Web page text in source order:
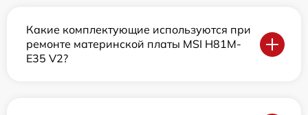
Какие комплектующие используются при
ремонте материнской платы MSI H81M-
E35 V2?